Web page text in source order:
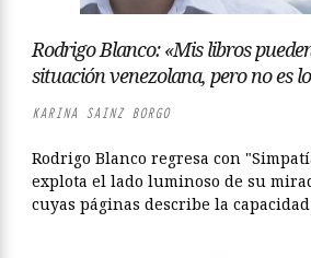
Rodrigo Blanco: «Mis libros
situación venezolana, pero no es
KARINA SAINZ BORGO
Rodrigo Blanco regresa con
explota el lado luminoso de su
cuyas páginas describe la capacidad